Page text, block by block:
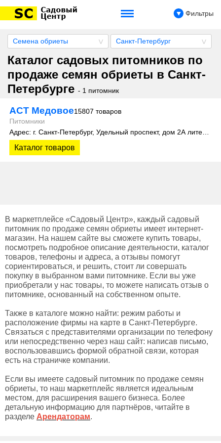
Фильтры
Семена обриеты Санкт-Петербург
Каталог садовых питомников по
продаже семян обриеты в Санкт-
Петербурге - 1 питомник
АСТ Медовое15807 товаров
Питомники
Каталог товаров
В маркетплейсе «Садовый Центр», каждый садовый
питомник по продаже семян обриеты имеет интернет-
магазин. На нашем сайте вы сможете купить товары,
посмотреть подробное описание деятельности, каталог
товаров, телефоны и адреса, а отзывы помогут
сориентироваться, и решить, стоит ли совершать
покупку в выбранном вами питомнике. Если вы уже
приобретали у нас товары, то можете написать отзыв о
питомнике, основанный на собственном опыте.
Также в каталоге можно найти: режим работы и
расположение фирмы на карте в Санкт-Петербурге.
Связаться с представителями организации по телефону
или непосредственно через наш сайт: написав письмо,
воспользовавшись формой обратной связи, которая
есть на страничке компании.
Если вы имеете садовый питомник по продаже семян
обриеты, то наш маркетплейс является идеальным
местом, для расширения вашего бизнеса. Более
детальную информацию для партнёров, читайте в
разделе Арендаторам.